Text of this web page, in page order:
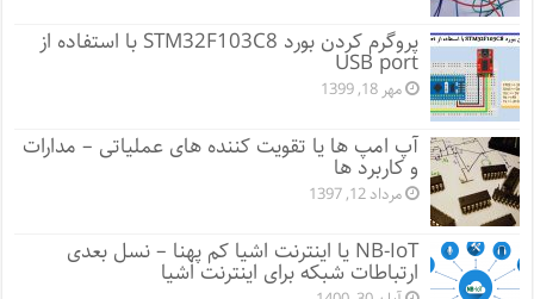
پروگرم کردن بورد STM32F103C8 با استفاده از
USB port
مهر 18, 1399
آپ امپ ها یا تقویت کننده های عملیاتی – مدارات
و کاربرد ها
مرداد 12, 1397
NB-IoT یا اینترنت اشیا کم پهنا – نسل بعدی
ارتباطات شبکه برای اینترنت اشیا